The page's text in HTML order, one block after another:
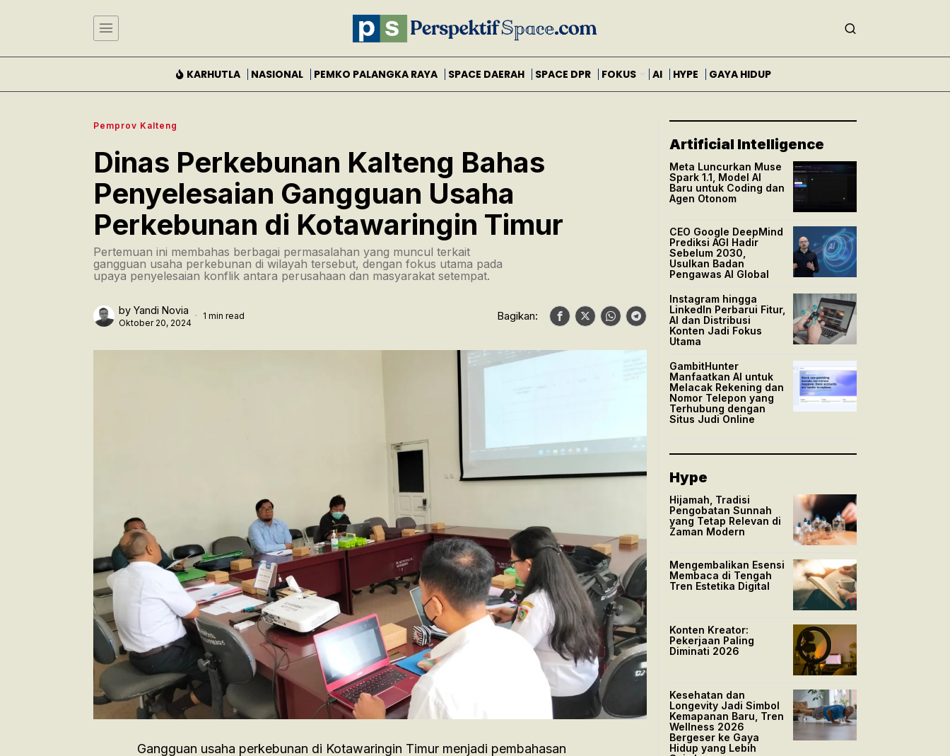
KARHUTLA NASIONAL PEMKO PALANGKA RAYA SPACE DAERAH SPACE DPR FOKUS AI HYPE GAYA HIDUP
Pemprov Kalteng
Dinas Perkebunan Kalteng Bahas
Penyelesaian Gangguan Usaha
Perkebunan di Kotawaringin Timur
Pertemuan ini membahas berbagai permasalahan yang muncul terkait
gangguan usaha perkebunan di wilayah tersebut, dengan fokus utama pada
upaya penyelesaian konflik antara perusahaan dan masyarakat setempat.
by Yandi Novia
Oktober 20, 2024
1 min read Bagikan:
Gangguan usaha perkebunan di Kotawaringin Timur menjadi pembahasan
Artificial Intelligence
Meta Luncurkan Muse
Spark 1.1, Model AI
Baru untuk Coding dan
Agen Otonom
CEO Google DeepMind
Prediksi AGI Hadir
Sebelum 2030,
Usulkan Badan
Pengawas AI Global
Instagram hingga
LinkedIn Perbarui Fitur,
AI dan Distribusi
Konten Jadi Fokus
Utama
GambitHunter
Manfaatkan AI untuk
Melacak Rekening dan
Nomor Telepon yang
Terhubung dengan
Situs Judi Online
Hype
Hijamah, Tradisi
Pengobatan Sunnah
yang Tetap Relevan di
Zaman Modern
Mengembalikan Esensi
Membaca di Tengah
Tren Estetika Digital
Konten Kreator:
Pekerjaan Paling
Diminati 2026
Kesehatan dan
Longevity Jadi Simbol
Kemapanan Baru, Tren
Wellness 2026
Bergeser ke Gaya
Hidup yang Lebih